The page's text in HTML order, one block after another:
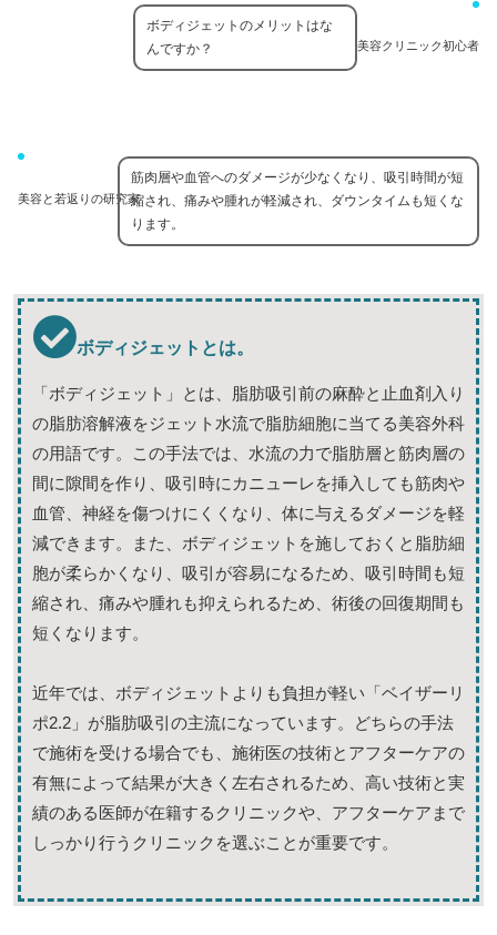
美容クリニック初心者
ボディジェットのメリットはな
んですか？
美容と若返りの研究家
筋肉層や血管へのダメージが少なくなり、吸引時間が短
縮され、痛みや腫れが軽減され、ダウンタイムも短くな
ります。
ボディジェットとは。
「ボディジェット」とは、脂肪吸引前の麻酔と止血剤入り
の脂肪溶解液をジェット水流で脂肪細胞に当てる美容外科
の用語です。この手法では、水流の力で脂肪層と筋肉層の
間に隙間を作り、吸引時にカニューレを挿入しても筋肉や
血管、神経を傷つけにくくなり、体に与えるダメージを軽
減できます。また、ボディジェットを施しておくと脂肪細
胞が柔らかくなり、吸引が容易になるため、吸引時間も短
縮され、痛みや腫れも抑えられるため、術後の回復期間も
短くなります。
近年では、ボディジェットよりも負担が軽い「ベイザーリ
ポ2.2」が脂肪吸引の主流になっています。どちらの手法
で施術を受ける場合でも、施術医の技術とアフターケアの
有無によって結果が大きく左右されるため、高い技術と実
績のある医師が在籍するクリニックや、アフターケアまで
しっかり行うクリニックを選ぶことが重要です。